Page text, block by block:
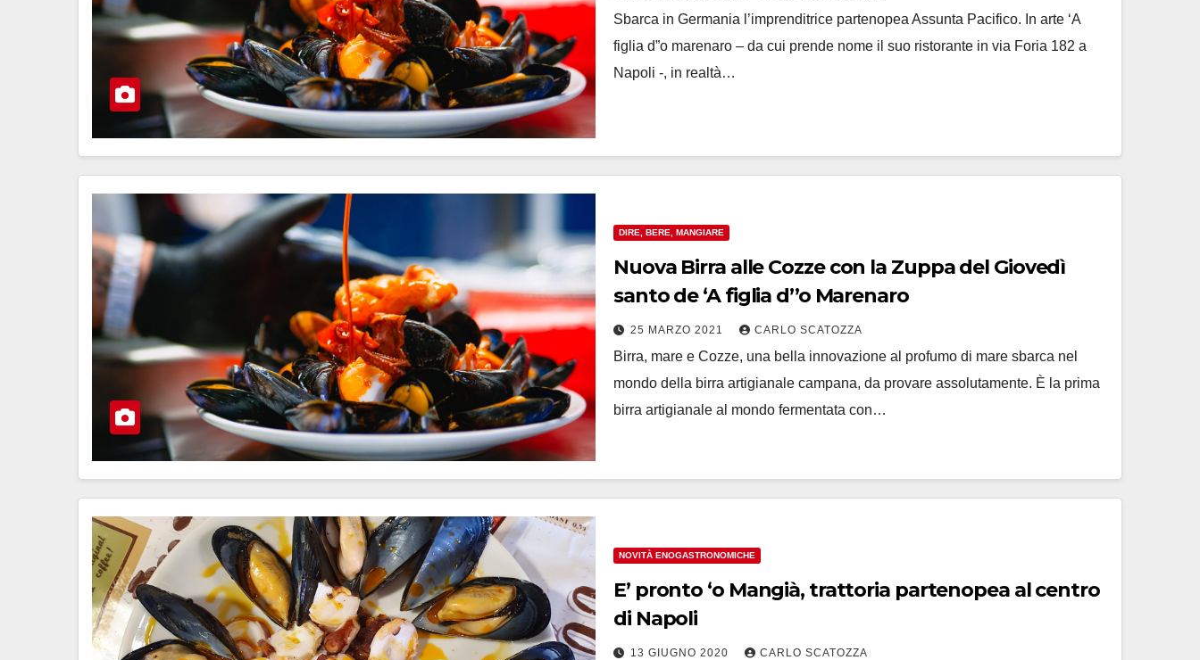
Sbarca in Germania l’imprenditrice partenopea Assunta Pacifico. In arte ‘A
figlia d”o marenaro – da cui prende nome il suo ristorante in via Foria 182 a
Napoli -, in realtà…
DIRE, BERE, MANGIARE
Nuova Birra alle Cozze con la Zuppa del Giovedì
santo de ‘A figlia d’’o Marenaro
25 MARZO 2021 CARLO SCATOZZA
Birra, mare e Cozze, una bella innovazione al profumo di mare sbarca nel
mondo della birra artigianale campana, da provare assolutamente. È la prima
birra artigianale al mondo fermentata con…
NOVITÀ ENOGASTRONOMICHE
E’ pronto ‘o Mangià, trattoria partenopea al centro
di Napoli
13 GIUGNO 2020 CARLO SCATOZZA